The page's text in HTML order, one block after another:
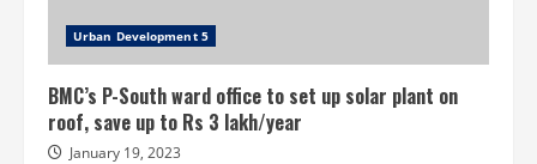
Urban Development 5
BMC’s P-South ward office to set up solar plant on
roof, save up to Rs 3 lakh/year
January 19, 2023